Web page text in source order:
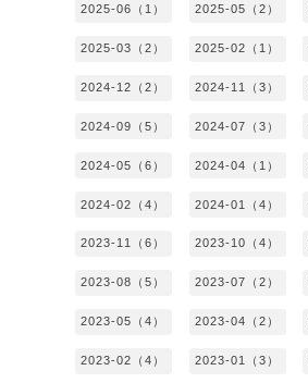
2025-06（1） 2025-05（2）
2025-03（2） 2025-02（1）
2024-12（2） 2024-11（3）
2024-09（5） 2024-07（3）
2024-05（6） 2024-04（1）
2024-02（4） 2024-01（4）
2023-11（6） 2023-10（4）
2023-08（5） 2023-07（2）
2023-05（4） 2023-04（2）
2023-02（4） 2023-01（3）